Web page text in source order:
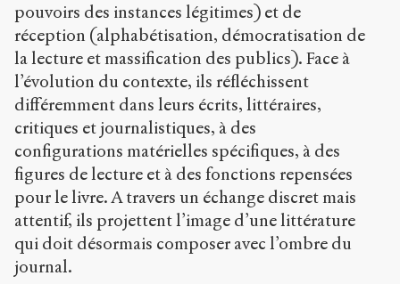
a
r
t
i
c
l
e
s
7
4
5
Copier la
pouvoirs des instances légitimes) et de
réception (alphabétisation, démocratisation de
la lecture et massification des publics). Face à
l’évolution du contexte, ils réfléchissent
différemment dans leurs écrits, littéraires,
critiques et journalistiques, à des
configurations matérielles spécifiques, à des
figures de lecture et à des fonctions repensées
pour le livre. A travers un échange discret mais
attentif, ils projettent l’image d’une littérature
qui doit désormais composer avec l’ombre du
journal.